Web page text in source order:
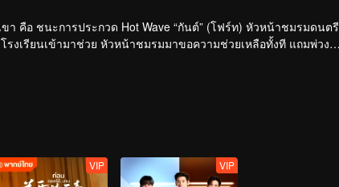
า คือ ชนะการประกวด Hot Wave “กันต์” (โฟร์ท) หัวหน้าชมรมดนตรี
งเรียนเข้ามาช่วย หัวหน้าชมรมมาขอความช่วยเหลือทั้งที แถมพ่วง
ดเพื่อที่เขาจะได้ขอกันต์เป็นแฟนสักที! ร่วมส่งท้ายชีวิต ม.6 พร้อมเติม
VIP VIP